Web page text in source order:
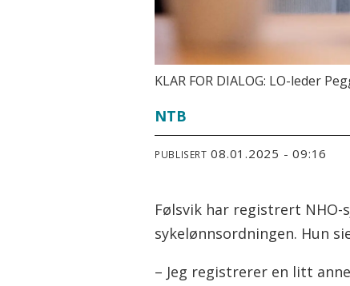
KLAR FOR DIALOG: LO-leder
NTB
PUBLISERT 08.01.2025 - 09:16
Følsvik har registrert
sykelønnsordningen. Hun
– Jeg registrerer en litt